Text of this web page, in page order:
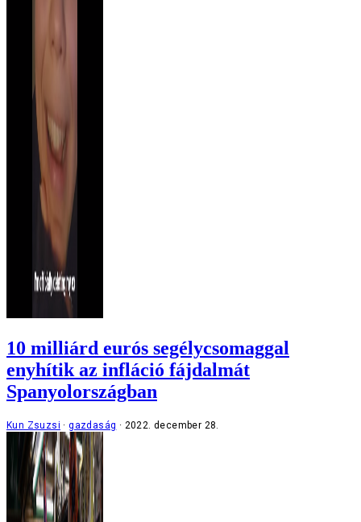
10 milliárd eurós segélycsomaggal
enyhítik az infláció fájdalmát
Spanyolországban
Kun Zsuzsi gazdaság 2022. december 28.